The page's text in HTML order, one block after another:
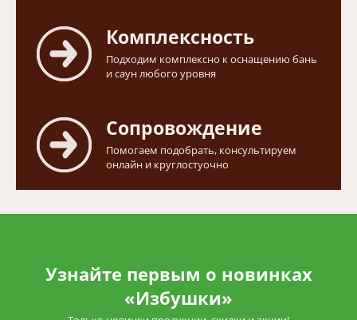
Комплексность
Подходим комплексно к оснащению бань
и саун любого уровня
Сопровождение
Помогаем подобрать, консультируем
онлайн и круглостуочно
Узнайте первым о новинках
«Избушки»